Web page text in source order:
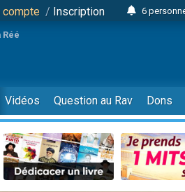
compte / Inscription
6
2
17
4
Il
23
Eva vient
4
Réé
Vidéos Question au Rav Dons